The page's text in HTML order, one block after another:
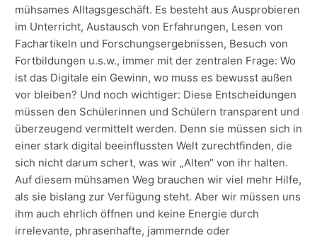
mühsames Alltagsgeschäft. Es besteht aus Ausprobieren
im Unterricht, Austausch von Erfahrungen, Lesen von
Fachartikeln und Forschungsergebnissen, Besuch von
Fortbildungen u.s.w., immer mit der zentralen Frage: Wo
ist das Digitale ein Gewinn, wo muss es bewusst außen
vor bleiben? Und noch wichtiger: Diese Entscheidungen
müssen den Schülerinnen und Schülern transparent und
überzeugend vermittelt werden. Denn sie müssen sich in
einer stark digital beeinflussten Welt zurechtfinden, die
sich nicht darum schert, was wir „Alten“ von ihr halten.
Auf diesem mühsamen Weg brauchen wir viel mehr Hilfe,
als sie bislang zur Verfügung steht. Aber wir müssen uns
ihm auch ehrlich öffnen und keine Energie durch
irrelevante, phrasenhafte, jammernde oder